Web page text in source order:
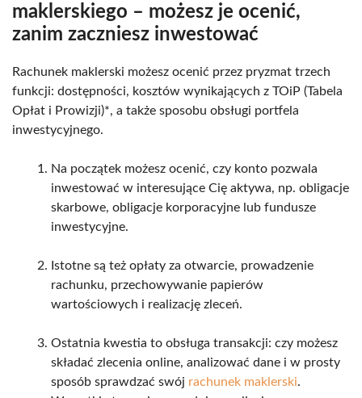
maklerskiego – możesz je ocenić,
zanim zaczniesz inwestować
Rachunek maklerski możesz ocenić przez pryzmat trzech
funkcji: dostępności, kosztów wynikających z TOiP (Tabela
Opłat i Prowizji)*, a także sposobu obsługi portfela
inwestycyjnego.
Na początek możesz ocenić, czy konto pozwala
inwestować w interesujące Cię aktywa, np. obligacje
skarbowe, obligacje korporacyjne lub fundusze
inwestycyjne.
Istotne są też opłaty za otwarcie, prowadzenie
rachunku, przechowywanie papierów
wartościowych i realizację zleceń.
Ostatnia kwestia to obsługa transakcji: czy możesz
składać zlecenia online, analizować dane i w prosty
sposób sprawdzać swój rachunek maklerski.